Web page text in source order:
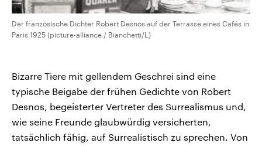
Der französische Dichter Robert Desnos auf der Terrasse eines Cafés in
Paris 1925 (picture-alliance / Bianchetti/L)
Bizarre Tiere mit gellendem Geschrei sind eine
typische Beigabe der frühen Gedichte von Robert
Desnos, begeisterter Vertreter des Surrealismus und,
wie seine Freunde glaubwürdig versicherten,
tatsächlich fähig, auf Surrealistisch zu sprechen. Von